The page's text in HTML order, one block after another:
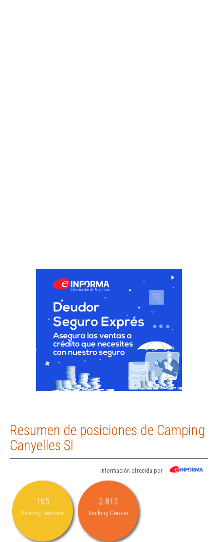
Resumen de posiciones de Camping
Canyelles Sl
Información ofrecida por
165
Ranking Sectorial
2.813
Ranking Gerona